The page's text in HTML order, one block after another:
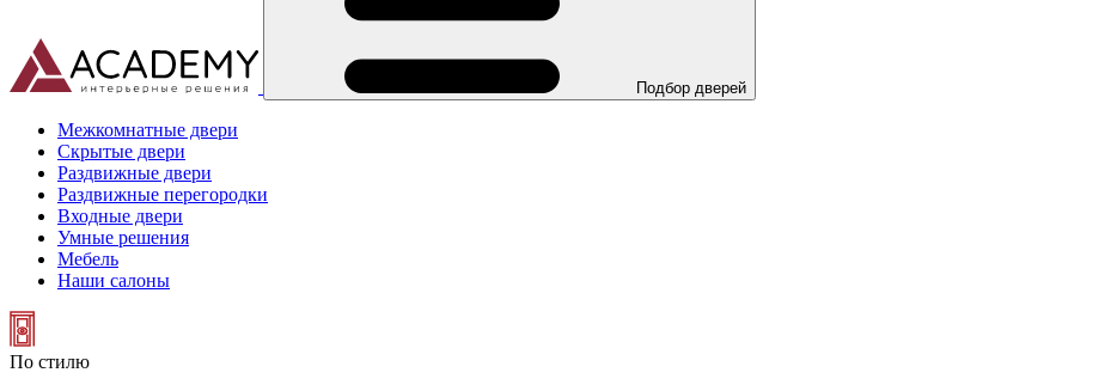
Подбор дверей
Межкомнатные двери
Скрытые двери
Раздвижные двери
Раздвижные перегородки
Входные двери
Умные решения
Мебель
Наши салоны
По стилю